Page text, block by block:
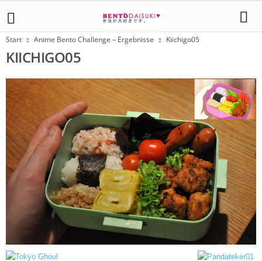
Start Anime Bento Challenge – Ergebnisse Kiichigo05
KIICHIGO05